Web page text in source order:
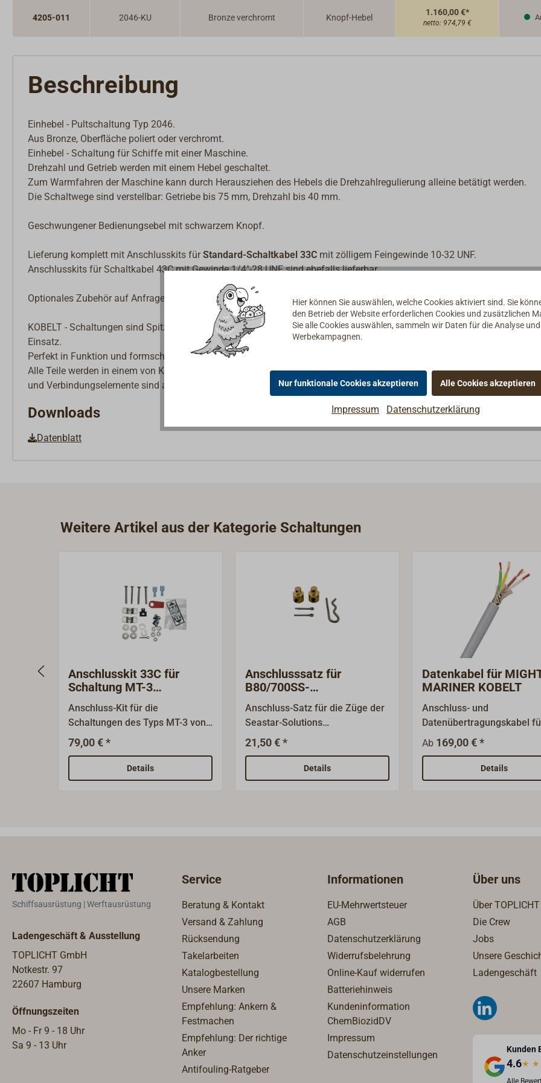
Achsen
4205-011 2046-KU Bronze verchromt Knopf-Hebel
1.160,00 €*
netto: 974,79 €
Beschreibung
Einhebel - Pultschaltung Typ 2046.
Aus Bronze, Oberfläche poliert oder verchromt.
Einhebel - Schaltung für Schiffe mit einer Maschine.
Drehzahl und Getrieb werden mit einem Hebel geschaltet.
Zum Warmfahren der Maschine kann durch Herausziehen des Hebels die Drehzahlregulierung alleine betätigt werden.
Die Schaltwege sind verstellbar: Getriebe bis 75 mm, Drehzahl bis 40 mm.
Geschwungener Bedienungsebel mit schwarzem Knopf.
Lieferung komplett mit Anschlusskits fürStandard-Schaltkabel 33C mit zölligem Feingewinde 10-32 UNF.
Anschlusskits für Schaltkabel 43C mit Gewinde 1/4"-28 UNF sind ebefalls lieferbar.
Optionales Zubehör auf Anfrage: Leerlauf - Sicherheitsschalter.
KOBELT - Schaltungen sind Spitzenqualität, konzipiert für die Berufsschifffahrt, erprobt und seit Jahrzehnten weltweit im
Einsatz.
Perfekt in Funktion und formschön im Design, setzen die Schaltungen von KOBELT Maßstäbe.
Alle Teile werden in einem von KOBELT entwickelten Druckgussverfahren aus Bronze im eigenen Haus gefertigt. Die
und Verbindungselemente sind aus Edelstahl, alle sichtbaren Teile sind sorgfältig poliert oder verchromt.
Downloads
Datenblatt
Weitere Artikel aus der Kategorie Schaltungen
Anschlusskit 33C für
Schaltung MT-3
TELEFLEX-MORSE
Anschluss-Kit für die
Schaltungen des Typs MT-3 von
Seastar Solutions/Morse. Mit
dem Satz können Züge vom Typ
33C montiert werden. Beim Kauf
eines neuen MT-3 ist der
79,00 € *
Details
Anschlusssatz für
B80/700SS-
Seitenschaltung
Anschluss-Satz für die Züge der
Seastar-Solutions
Seitenschaltungen B80/700SS.
21,50 € *
Details
Datenkabel für
MARINER KOBELT
Anschluss- und
Datenübertragungskabel
elektronische
KOBELT MIGHTY
maximale Länge des
Datenübertragungskabel
untereinander, mit den
Schaltstationen und zum
Verbinden der
Typ "P" (zweiadrig, 12AWG)
Anschluss der
Stromversorgung.Zum
Synchronisationseinheit
einer Leerlaufsicherung
individuellen Bedarf oder
Sie sich von uns telefonisch
Ab 169,00 € *
Details
Schiffsausrüstung | Werftausrüstung
Ladengeschäft & Ausstellung
TOPLICHT GmbH
Notkestr. 97
22607 Hamburg
Öffnungszeiten
Mo - Fr 9 - 18 Uhr
Sa 9 - 13 Uhr
Service
Beratung & Kontakt
Versand & Zahlung
Rücksendung
Takelarbeiten
Katalogbestellung
Unsere Marken
Empfehlung: Ankern &
Festmachen
Empfehlung: Der richtige
Anker
Antifouling-Ratgeber
Informationen
EU-Mehrwertsteuer
AGB
Datenschutzerklärung
Widerrufsbelehrung
Online-Kauf widerrufen
Batteriehinweis
Kundeninformation
ChemBiozidDV
Impressum
Datenschutzeinstellungen
Über uns
Über TOPLICHT
Die Crew
Jobs
Unsere
Ladengeschäft
Kunden
4.6★ ★
Alle
Hier können Sie auswählen, welche Cookies aktiviert sind. Sie
den Betrieb der Website erforderlichen Cookies und zusätzlichen
Sie alle Cookies auswählen, sammeln wir Daten für die Analyse
Werbekampagnen.
Nur funktionale Cookies akzeptieren Alle Cookies akzeptieren
Impressum Datenschutzerklärung